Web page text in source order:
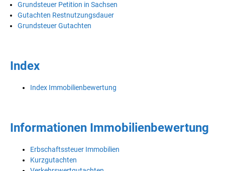
Grundsteuer Petition in Sachsen
Gutachten Restnutzungsdauer
Grundsteuer Gutachten
Index
Index Immobilienbewertung
Informationen Immobilienbewertung
Erbschaftssteuer Immobilien
Kurzgutachten